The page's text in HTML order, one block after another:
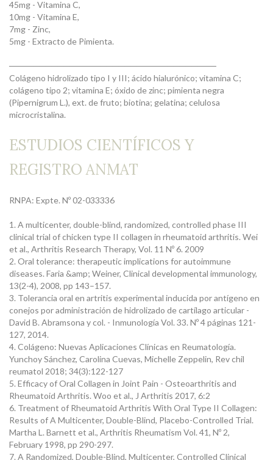
45mg - Vitamina C,
10mg - Vitamina E,
7mg - Zinc,
5mg - Extracto de Pimienta.
──────────────────────────────────
Colágeno hidrolizado tipo I y III; ácido hialurónico; vitamina C;
colágeno tipo 2; vitamina E; óxido de zinc; pimienta negra
(Pipernigrum L.), ext. de fruto; biotina; gelatina; celulosa
microcristalina.
ESTUDIOS CIENTÍFICOS Y
REGISTRO ANMAT
RNPA: Expte. Nº 02-033336
1. A multicenter, double-blind, randomized, controlled phase III
clinical trial of chicken type II collagen in rheumatoid arthritis. Wei
et al., Arthritis Research Therapy, Vol. 11 Nº 6. 2009
2. Oral tolerance: therapeutic implications for autoimmune
diseases. Faria &amp; Weiner, Clinical developmental immunology,
13(2-4), 2008, pp 143–157.
3. Tolerancia oral en artritis experimental inducida por antígeno en
conejos por administración de hidrolizado de cartílago articular -
David B. Abramsona y col. - Inmunología Vol. 33. Nº 4 páginas 121-
127, 2014.
4. Colágeno: Nuevas Aplicaciones Clínicas en Reumatología.
Yunchoy Sánchez, Carolina Cuevas, Michelle Zeppelin, Rev chil
reumatol 2018; 34(3):122-127
5. Efficacy of Oral Collagen in Joint Pain - Osteoarthritis and
Rheumatoid Arthritis. Woo et al., J Arthritis 2017, 6:2
6. Treatment of Rheumatoid Arthritis With Oral Type II Collagen:
Results of A Multicenter, Double-Blind, Placebo-Controlled Trial.
Martha L. Barnett et al., Arthritis Rheumatism Vol. 41, Nº 2,
February 1998, pp 290-297.
7. A Randomized, Double-Blind, Multicenter, Controlled Clinical